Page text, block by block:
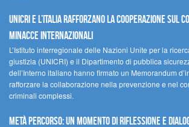
UNICRI e l’Italia rafforzano la cooperazione sul
minacce internazionali
L’Istituto interregionale delle Nazioni Unite per la
giustizia (UNICRI) e il Dipartimento di pubblica
dell’Interno italiano hanno firmato un Memorandum
rafforzare la collaborazione nella prevenzione e nel
criminali complessi.
Metà percorso: un momento di riflessione e